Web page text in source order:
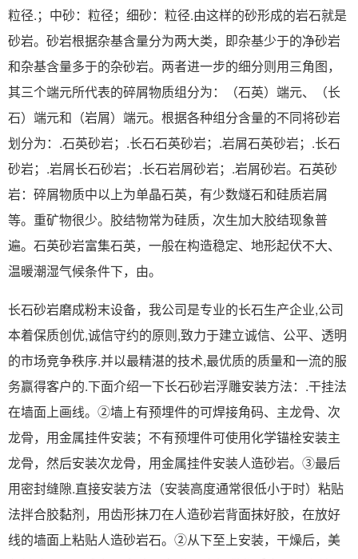
粒径.；中砂：粒径；细砂：粒径.由这样的砂形成的岩石就是
砂岩。砂岩根据杂基含量分为两大类，即杂基少于的净砂岩
和杂基含量多于的杂砂岩。两者进一步的细分则用三角图，
其三个端元所代表的碎屑物质组分为：（石英）端元、（长
石）端元和（岩屑）端元。根据各种组分含量的不同将砂岩
划分为：.石英砂岩；.长石石英砂岩；.岩屑石英砂岩；.长石
砂岩；.岩屑长石砂岩；.长石岩屑砂岩；.岩屑砂岩。石英砂
岩：碎屑物质中以上为单晶石英，有少数燧石和硅质岩屑
等。重矿物很少。胶结物常为硅质，次生加大胶结现象普
遍。石英砂岩富集石英，一般在构造稳定、地形起伏不大、
温暖潮湿气候条件下，由。
长石砂岩磨成粉末设备，我公司是专业的长石生产企业,公司
本着保质创优,诚信守约的原则,致力于建立诚信、公平、透明
的市场竞争秩序.并以最精湛的技术,最优质的质量和一流的服
务赢得客户的.下面介绍一下长石砂岩浮雕安装方法：.干挂法
在墙面上画线。②墙上有预埋件的可焊接角码、主龙骨、次
龙骨，用金属挂件安装；不有预埋件可使用化学锚栓安装主
龙骨，然后安装次龙骨，用金属挂件安装人造砂岩。③最后
用密封缝隙.直接安装方法（安装高度通常很低小于时）粘贴
法拌合胶黏剂，用齿形抹刀在人造砂岩背面抹好胶，在放好
线的墙面上粘贴人造砂岩石。②从下至上安装，干燥后，美